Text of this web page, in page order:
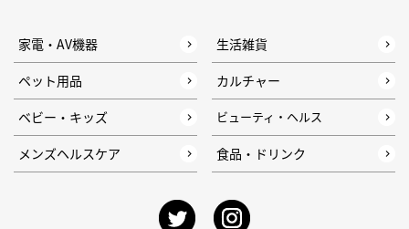
家電・AV機器
生活雑貨
ペット用品
カルチャー
ベビー・キッズ
ビューティ・ヘルス
メンズヘルスケア 食品・ドリンク